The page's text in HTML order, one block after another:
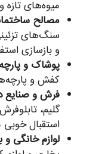
میوه‌های
مصالح
سنگ‌های
و بازسازی
پوشاک و
کفش و
فرش و صنایع
گلیم،
استقبال خوبی
لوازم خانگی و